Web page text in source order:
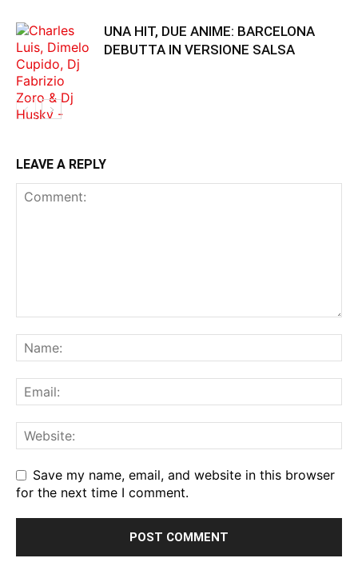
UNA HIT, DUE ANIME: BARCELONA
DEBUTTA IN VERSIONE SALSA
LEAVE A REPLY
Save my name, email, and website in this browser
for the next time I comment.